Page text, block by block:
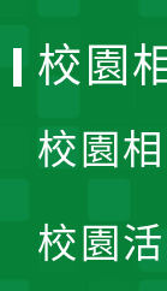
校園
校園
校園